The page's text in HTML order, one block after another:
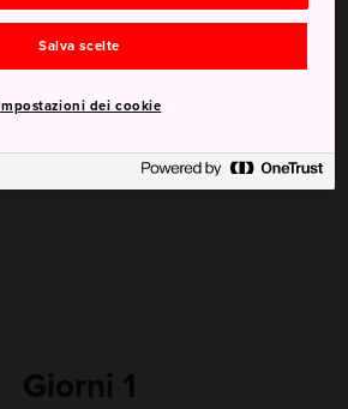
Giorni 1
Salva scelte
Impostazioni dei cookie